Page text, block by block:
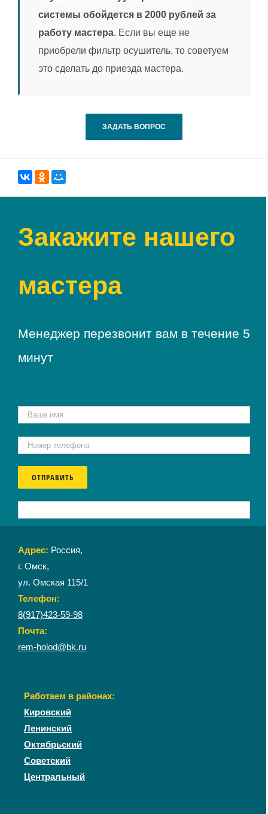
системы обойдется в 2000 рублей за
работу мастера. Если вы еще не
приобрели фильтр осушитель, то советуем
это сделать до приезда мастера.
ЗАДАТЬ ВОПРОС
Закажите нашего
мастера
Менеджер перезвонит вам в течение 5
минут
Адрес: Россия,
г. Омск,
ул. Омская 115/1
Телефон:
8(917)423-59-98
Почта:
rem-holod@bk.ru
Работаем в районах:
Кировский
Ленинский
Октябрьский
Советский
Центральный